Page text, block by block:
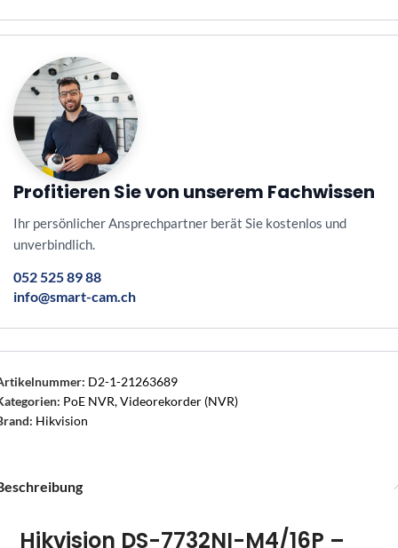
Profitieren Sie von unserem Fachwissen
Ihr persönlicher Ansprechpartner berät Sie kostenlos und
unverbindlich.
052 525 89 88
info@smart-cam.ch
D2-1-21263689
PoE NVR,Videorekorder (NVR)
Hikvision
Hikvision DS-7732NI-M4/16P –